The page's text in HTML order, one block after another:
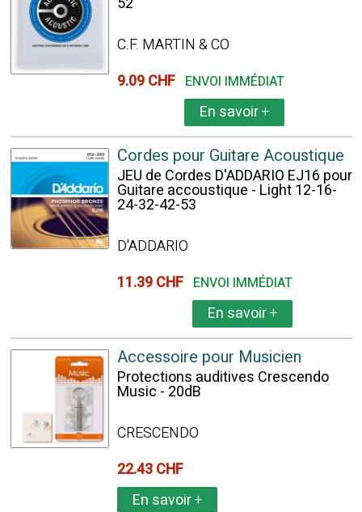
C.F. MARTIN & CO
9.09 CHF ENVOI IMMÉDIAT
En savoir+
Cordes pour Guitare Acoustique
JEU de Cordes D'ADDARIO EJ16 pour
Guitare accoustique - Light 12-16-
24-32-42-53
D'ADDARIO
11.39 CHF ENVOI IMMÉDIAT
En savoir+
Accessoire pour Musicien
Protections auditives Crescendo
Music - 20dB
CRESCENDO
22.43 CHF
En savoir+